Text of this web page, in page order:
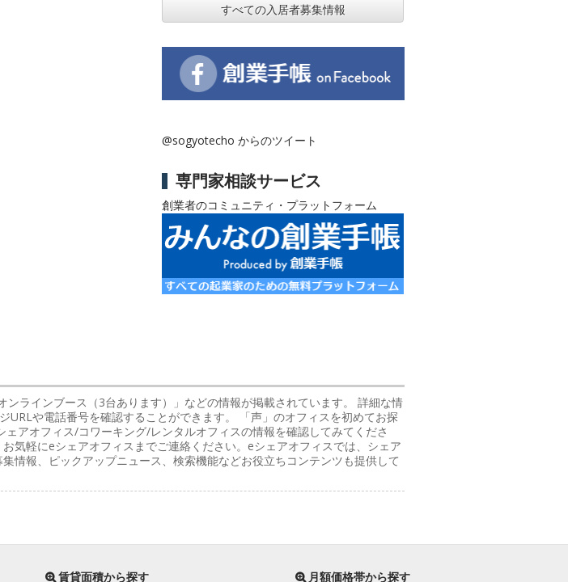
すべての入居者募集情報
@sogyotecho からのツイート
専門家相談サービス
創業者のコミュニティ・プラットフォーム
ラインブース（3台あります）」などの情報が掲載されています。 詳細な情
や電話番号を確認することができます。 「声」のオフィスを初めてお探
アオフィス/コワーキング/レンタルオフィスの情報を確認してみてくださ
気軽にeシェアオフィスまでご連絡ください。eシェアオフィスでは、シェア
情報、ピックアップニュース、検索機能などお役立ちコンテンツも提供して
賃貸面積から探す 月額価格帯から探す